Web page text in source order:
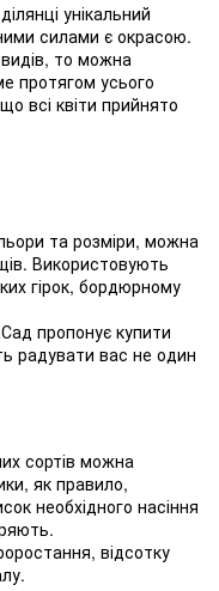
унікальний
силами є окрасою.
то можна
протягом усього
всі квіти прийнято
та розміри, можна
Використовують
гірок, бордюрному
пропонує купити
радувати вас не один
сортів можна
як правило,
необхідного насіння
відсотку